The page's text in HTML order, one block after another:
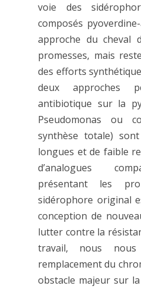
pyoverdine’s
chromophore
structure:
serendipity
design?,
Journal
of
Biological
Inorganic
Chemistry
659,
2019.
voie des
composés
approche du cheval
promesses, mais
des efforts
deux approches
antibiotique sur la
Pseudomonas ou
synthèse totale)
longues et de faible
d’analogues
présentant les
sidérophore original
conception de
lutter contre la
travail, nous
remplacement du
obstacle majeur sur